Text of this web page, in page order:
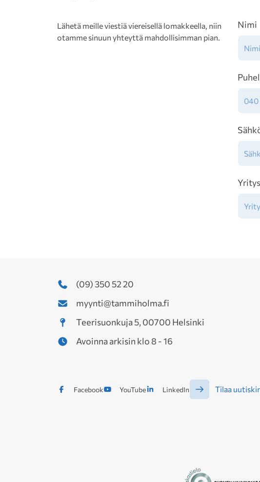
Lähetä meille viestiä viereisellä lomakkeella, niin
otamme sinuun yhteyttä mahdollisimman pian.
Nimi
Yritys
(09) 350 52 20
myynti@tammiholma.fi
Teerisuonkuja 5, 00700 Helsinki
Avoinna arkisin klo 8 - 16
Facebook YouTube LinkedIn Tilaa